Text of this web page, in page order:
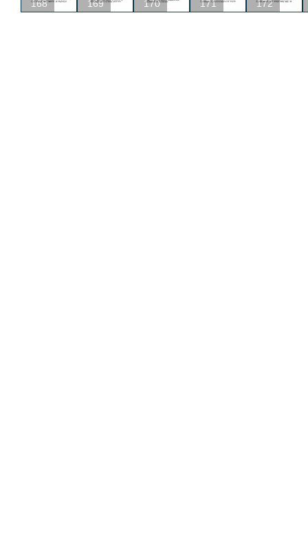
168 169 170 171 172